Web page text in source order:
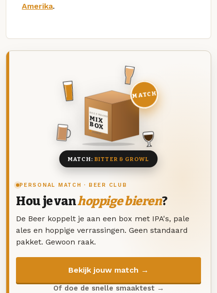
Amerika.
PERSONAL MATCH · BEER CLUB
Hou je vanhoppige bieren?
De Beer koppelt je aan een box met IPA's, pale
ales en hoppige verrassingen. Geen standaard
pakket. Gewoon raak.
Bekijk jouw match →
Of doe de snelle smaaktest →
DEZE MAAND
MIX
BOX
8 BIEREN
MATCH
MATCH: BITTER & GROWL